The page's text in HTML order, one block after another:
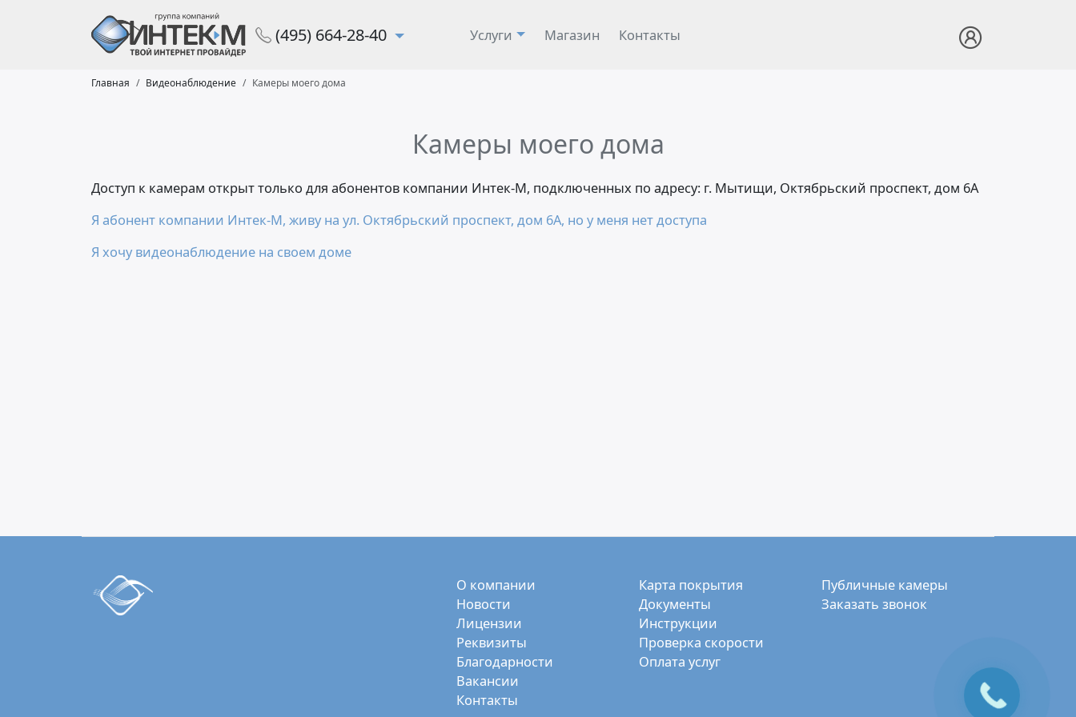
(495) 664-28-40 Услуги Магазин Контакты
Главная Видеонаблюдение Камеры моего дома
Камеры моего дома
Доступ к камерам открыт только для абонентов компании Интек-М, подключенных по адресу: г. Мытищи, Октябрьский проспект, дом 6А
Я абонент компании Интек-М, живу на ул. Октябрьский проспект, дом 6А, но у меня нет доступа
Я хочу видеонаблюдение на своем доме
О компании
Новости
Лицензии
Реквизиты
Благодарности
Вакансии
Контакты
Карта покрытия
Документы
Инструкции
Проверка скорости
Оплата услуг
Публичные камеры
Заказать звонок